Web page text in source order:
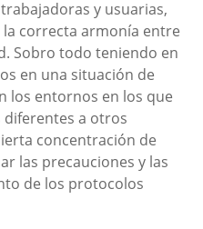
y usuarias,
correcta armonía entre
Sobro todo teniendo en
en una situación de
los entornos en los que
a otros
concentración de
las precauciones y las
de los protocolos